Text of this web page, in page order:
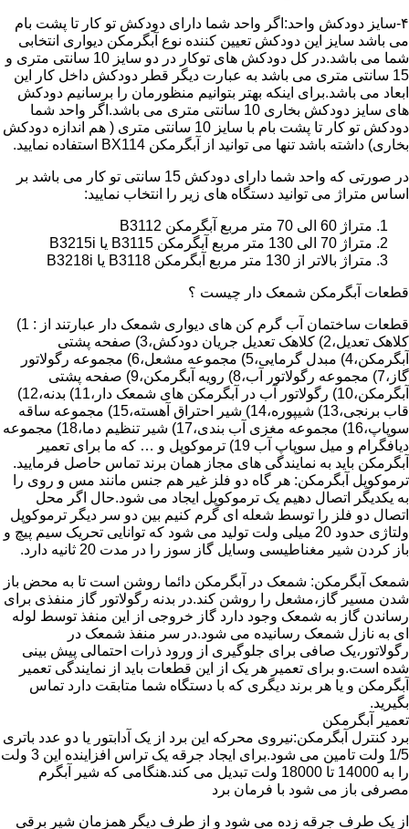
۴-سایز دودکش واحد:اگر واحد شما دارای دودکش تو کار تا پشت بام
می باشد سایز این دودکش تعیین کننده نوع آبگرمکن دیواری انتخابی
شما می باشد.در کل دودکش های توکار در دو سایز 10 سانتی متری و
15 سانتی متری می باشد به عبارت دیگر قطر دودکش داخل کار این
ابعاد می باشد.برای اینکه بهتر بتوانیم منظورمان را برسانیم دودکش
های سایز دودکش بخاری 10 سانتی متری می باشد.اگر واحد شما
دودکش تو کار تا پشت بام با سایز 10 سانتی متری ( هم اندازه دودکش
بخاری) داشته باشد تنها می توانید از آبگرمکن BX114 استفاده نمایید.
در صورتی که واحد شما دارای دودکش 15 سانتی تو کار می باشد بر
اساس متراژ می توانید دستگاه های زیر را انتخاب نمایید:
متراژ 60 الی 70 متر مربع آبگرمکن B3112
متراژ 70 الی 130 متر مربع آبگرمکن B3115 یا B3215i
متراژ بالاتر از 130 متر مربع آبگرمکن B3118 یا B3218i
قطعات آبگرمکن شمعک دار چیست ؟
قطعات ساختمان آب گرم کن های دیواری شمعک دار عبارتند از : 1)
کلاهک تعدیل،2) کلاهک تعدیل جریان دودکش،3) صفحه پشتی
آبگرمکن،4) مبدل گرمایی،5) مجموعه مشعل،6) مجموعه رگولاتور
گاز،7) مجموعه رگولاتور آب،8) رویه آبگرمکن،9) صفحه پشتی
آبگرمکن،10) رگولاتور آب در آبگرمکن های شمعک دار،11) بدنه،12)
قاب برنجی،13) شیپوره،14) شیر احتراق آهسته،15) مجموعه ساقه
سوپاپ،16) مجموعه مغزی آب بندی،17) شیر تنظیم دما،18) مجموعه
دیافگرام و میل سوپاپ آب 19) ترموکوپل و … که ما برای تعمیر
آبگرمکن باید به نمایندگی های مجاز همان برند تماس حاصل فرمایید.
ترموکوپل آبگرمکن: هر گاه دو فلز غیر هم جنس مانند مس و روی را
به یکدیگر اتصال دهیم یک ترموکوپل ایجاد می شود.حال اگر محل
اتصال دو فلز را توسط شعله ای گرم کنیم بین دو سر دیگر ترموکوپل
ولتاژی حدود 20 میلی ولت تولید می شود که توانایی تحریک سیم پیچ و
باز کردن شیر مغناطیسی وسایل گاز سوز را در مدت 20 ثانیه دارد.
شمعک آبگرمکن: شمعک در آبگرمکن دائما روشن است تا به محض باز
شدن مسیر گاز،مشعل را روشن کند.در بدنه رگولاتور گاز منفذی برای
رساندن گاز به شمعک وجود دارد گاز خروجی از این منفذ توسط لوله
ای به نازل شمعک رسانیده می شود.در سر منفذ شمعک در
رگولاتور،یک صافی برای جلوگیری از ورود ذرات احتمالی پیش بینی
شده است.و برای تعمیر هر یک از این قطعات باید از نمایندگی تعمیر
آبگرمکن و یا هر برند دیگری که با دستگاه شما متابقت دارد تماس
بگیرید.
تعمیر آبگرمکن
برد کنترل آبگرمکن:نیروی محرکه این برد از یک آدابتور یا دو عدد باتری
1/5 ولت تامین می شود.برای ایجاد جرقه یک تراس افزاینده این 3 ولت
را به 14000 تا 18000 ولت تبدیل می کند.هنگامی که شیر آبگرم
مصرفی باز می شود با فرمان برد
از یک طرف جرقه زده می شود و از طرف دیگر همزمان شیر برقی